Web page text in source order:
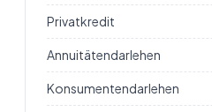
Privatkredit
Annuitätendarlehen
Konsumentendarlehen